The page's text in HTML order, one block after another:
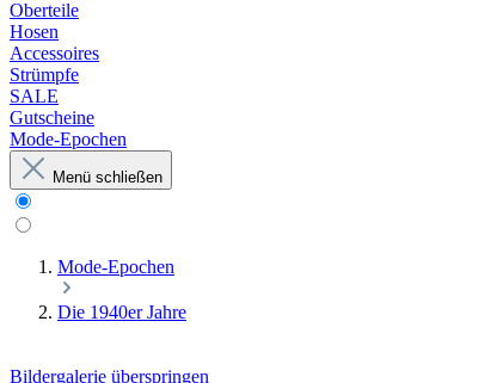
Oberteile
Hosen
Accessoires
Strümpfe
SALE
Gutscheine
Mode-Epochen
Menü schließen
Mode-Epochen
Die 1940er Jahre
Bildergalerie überspringen